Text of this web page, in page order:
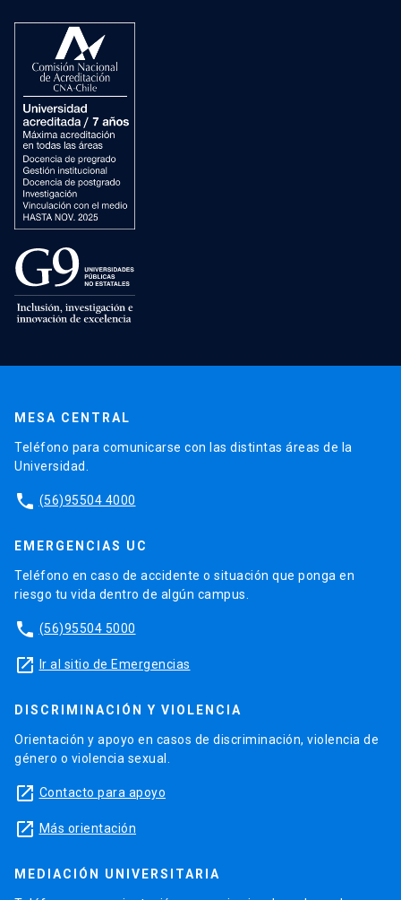
MESA CENTRAL
Teléfono para comunicarse con las distintas áreas de la
Universidad.
phone (56)95504 4000
EMERGENCIAS UC
Teléfono en caso de accidente o situación que ponga en
riesgo tu vida dentro de algún campus.
phone (56)95504 5000
launch Ir al sitio de Emergencias
DISCRIMINACIÓN Y VIOLENCIA
Orientación y apoyo en casos de discriminación, violencia de
género o violencia sexual.
launch Contacto para apoyo
launch Más orientación
MEDIACIÓN UNIVERSITARIA